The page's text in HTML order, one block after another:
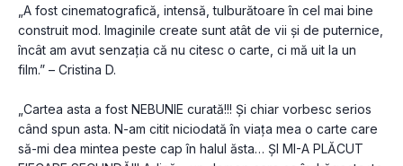
„A fost cinematografică, intensă, tulburătoare în cel mai bine
construit mod. Imaginile create sunt atât de vii și de puternice,
încât am avut senzația că nu citesc o carte, ci mă uit la un
film.” – Cristina D.
„Cartea asta a fost NEBUNIE curată!!! Și chiar vorbesc serios
când spun asta. N-am citit niciodată în viața mea o carte care
să-mi dea mintea peste cap în halul ăsta… ȘI MI-A PLĂCUT